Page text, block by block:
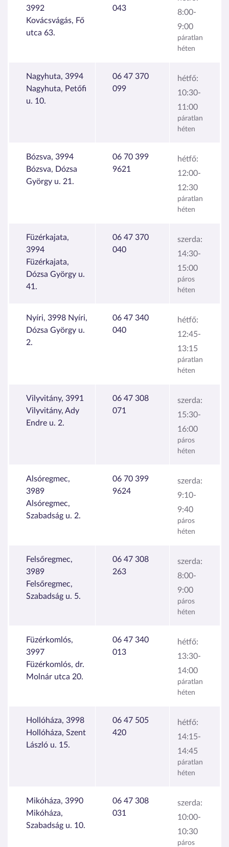
3992
Kovácsvágás, Fő
utca 63.
043
8:00-
9:00
páratlan
héten
Nagyhuta, 3994
Nagyhuta, Petőfi
u. 10.
06 47 370
099
hétfő:
10:30-
11:00
páratlan
héten
Bózsva, 3994
Bózsva, Dózsa
György u. 21.
06 70 399
9621
hétfő:
12:00-
12:30
páratlan
héten
Füzérkajata,
3994
Füzérkajata,
Dózsa György u.
41.
06 47 370
040
szerda:
14:30-
15:00
páros
héten
Nyíri, 3998 Nyíri,
Dózsa György u.
2.
06 47 340
040
hétfő:
12:45-
13:15
páratlan
héten
Vilyvitány, 3991
Vilyvitány, Ady
Endre u. 2.
06 47 308
071
szerda:
15:30-
16:00
páros
héten
Alsóregmec,
3989
Alsóregmec,
Szabadság u. 2.
06 70 399
9624
szerda:
9:10-
9:40
páros
héten
Felsőregmec,
3989
Felsőregmec,
Szabadság u. 5.
06 47 308
263
szerda:
8:00-
9:00
páros
héten
Füzérkomlós,
3997
Füzérkomlós, dr.
Molnár utca 20.
06 47 340
013
hétfő:
13:30-
14:00
páratlan
héten
Hollóháza, 3998
Hollóháza, Szent
László u. 15.
06 47 505
420
hétfő:
14:15-
14:45
páratlan
héten
Mikóháza, 3990
Mikóháza,
Szabadság u. 10.
06 47 308
031
szerda:
10:00-
10:30
páros